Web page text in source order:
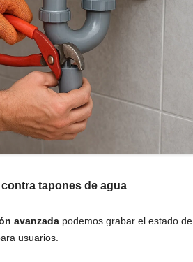
tapones de agua
avanzada podemos grabar el estado de
usuarios.